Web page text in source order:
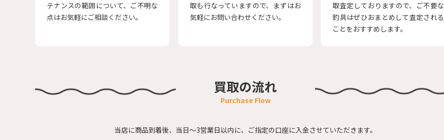
テナンスの範囲について、ご不明な
点はお気軽にご相談ください。
取も行なっていますので、まずはお
気軽にお問い合わせください。
取査定しておりますので、ご不要な
釣具はぜひおまとめして査定される
ことをおすすめします。
買取の流れ
当店に商品到着後、当日～3営業日以内に、 ご指定の口座に入金させていただきます。